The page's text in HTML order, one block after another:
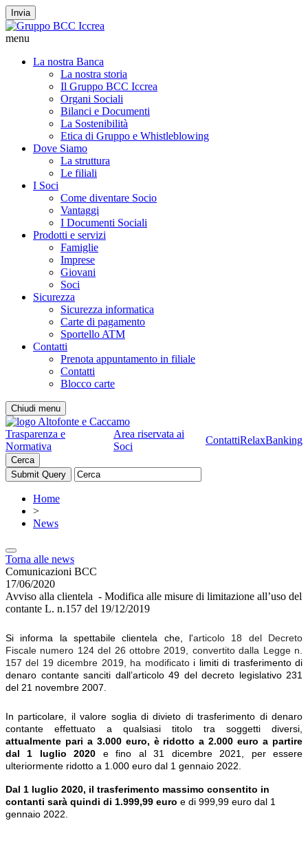
Invia
menu
La nostra Banca
La nostra storia
Il Gruppo BCC Iccrea
Organi Sociali
Bilanci e Documenti
La Sostenibilità
Etica di Gruppo e Whistleblowing
Dove Siamo
La struttura
Le filiali
I Soci
Come diventare Socio
Vantaggi
I Documenti Sociali
Prodotti e servizi
Famiglie
Imprese
Giovani
Soci
Sicurezza
Sicurezza informatica
Carte di pagamento
Sportello ATM
Contatti
Prenota appuntamento in filiale
Contatti
Blocco carte
Chiudi menu
Trasparenza e
Normativa
Area riservata ai
Soci
ContattiRelaxBanking
Cerca
Home
>
News
Torna alle news
Comunicazioni BCC
17/06/2020
Avviso alla clientela - Modifica alle misure di limitazione all’uso del
contante L. n.157 del 19/12/2019
Si informa la spettabile clientela che, l'articolo 18 del Decreto
Fiscale numero 124 del 26 ottobre 2019, convertito dalla Legge n.
157 del 19 dicembre 2019, ha modificatoi limiti di trasferimento di
denaro contante sanciti dall’articolo 49 del decreto legislativo 231
del 21 novembre 2007.
In particolare, il valore soglia di divieto di trasferimento di denaro
contante effettuato a qualsiasi titolo tra soggetti diversi,
attualmente pari a 3.000 euro, è ridotto a 2.000 euro a partire
dal 1 luglio 2020 e fino al 31 dicembre 2021, per essere
ulteriormente ridotto a 1.000 euro dal 1 gennaio 2022.
Dal 1 luglio 2020, il trasferimento massimo consentito in
contanti sarà quindi di 1.999,99 euro e di 999,99 euro dal 1
gennaio 2022.